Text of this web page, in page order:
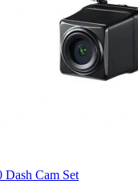
Dash Cam Set